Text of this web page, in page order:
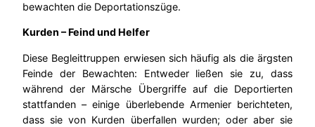
bewachten die Deportationszüge.
Kurden – Feind und Helfer
Diese Begleittruppen erwiesen sich häufig als die ärgsten
Feinde der Bewachten: Entweder ließen sie zu, dass
während der Märsche Übergriffe auf die Deportierten
stattfanden – einige überlebende Armenier berichteten,
dass sie von Kurden überfallen wurden; oder aber sie